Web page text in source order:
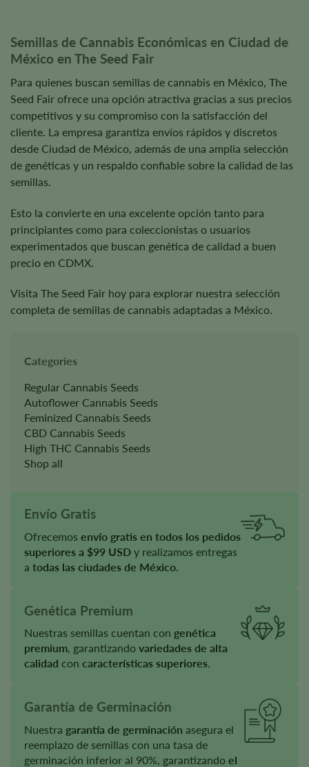
Semillas de Cannabis Económicas en Ciudad de
México en The Seed Fair
Para quienes buscan semillas de cannabis en México, The
Seed Fair ofrece una opción atractiva gracias a sus precios
competitivos y su compromiso con la satisfacción del
cliente. La empresa garantiza envíos rápidos y discretos
desde Ciudad de México, además de una amplia selección
de genéticas y un respaldo confiable sobre la calidad de las
semillas.
Esto la convierte en una excelente opción tanto para
principiantes como para coleccionistas o usuarios
experimentados que buscan genética de calidad a buen
precio en CDMX.
Visita The Seed Fair hoy para explorar nuestra selección
completa de semillas de cannabis adaptadas a México.
Categories
Regular Cannabis Seeds
Autoflower Cannabis Seeds
Feminized Cannabis Seeds
CBD Cannabis Seeds
High THC Cannabis Seeds
Shop all
Envío Gratis
Ofrecemos envío gratis en todos los pedidos
superiores a $99 USD y realizamos entregas
a todas las ciudades de México
Genética Premium
Nuestras semillas cuentan con genética
premium, garantizando variedades de alta
calidad con características superiores.
Garantía de Germinación
Nuestra garantía de germinación asegura el
reemplazo de semillas con una tasa de
germinación inferior al 90%, garantizando el